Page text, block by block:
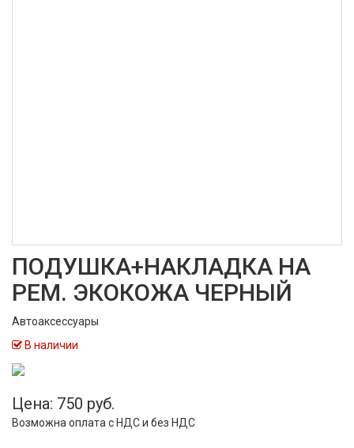
ПОДУШКА+НАКЛАДКА НА
РЕМ. ЭКОКОЖА ЧЕРНЫЙ
Автоаксессуары
В наличии
Цена: 750 руб.
Возможна оплата с НДС и без НДС